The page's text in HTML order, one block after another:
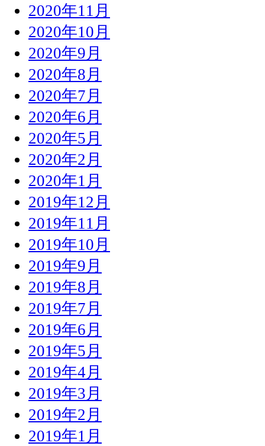
2020年11月
2020年10月
2020年9月
2020年8月
2020年7月
2020年6月
2020年5月
2020年2月
2020年1月
2019年12月
2019年11月
2019年10月
2019年9月
2019年8月
2019年7月
2019年6月
2019年5月
2019年4月
2019年3月
2019年2月
2019年1月